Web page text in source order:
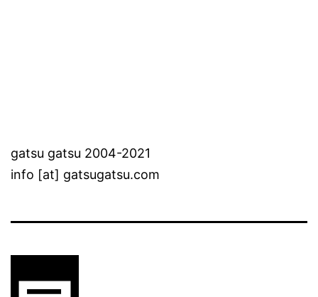
gatsu gatsu 2004-2021
info [at] gatsugatsu.com